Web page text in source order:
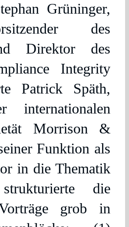
Grüninger,
des
Direktor des
Integrity
Patrick Späth,
internationalen
Morrison &
Funktion als
in die Thematik
die
grob in